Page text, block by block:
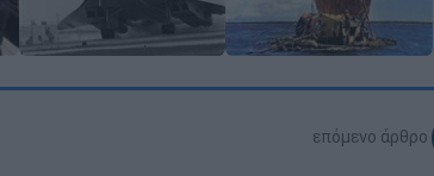
επόμενο άρθρο